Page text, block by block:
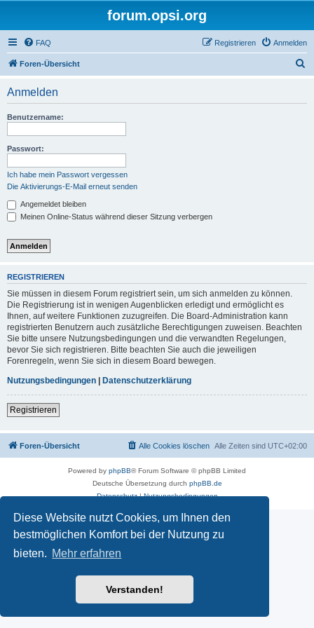
Diese Website nutzt Cookies, um Ihnen den
bestmöglichen Komfort bei der Nutzung zu
bieten. Mehr erfahren
Verstanden!
forum.opsi.org
FAQ Anmelden
Registrieren
Foren-Übersicht
Anmelden
Benutzername:
Passwort:
Ich habe mein Passwort vergessen
Die Aktivierungs-E-Mail erneut senden
Angemeldet bleiben
Meinen Online-Status während dieser Sitzung verbergen
REGISTRIEREN
Sie müssen in diesem Forum registriert sein, um sich anmelden zu können.
Die Registrierung ist in wenigen Augenblicken erledigt und ermöglicht es
Ihnen, auf weitere Funktionen zuzugreifen. Die Board-Administration kann
registrierten Benutzern auch zusätzliche Berechtigungen zuweisen. Beachten
Sie bitte unsere Nutzungsbedingungen und die verwandten Regelungen,
bevor Sie sich registrieren. Bitte beachten Sie auch die jeweiligen
Forenregeln, wenn Sie sich in diesem Board bewegen.
Nutzungsbedingungen | Datenschutzerklärung
Registrieren
Foren-Übersicht Alle Zeiten sind UTC+02:00
Alle Cookies löschen
Powered by phpBB® Forum Software © phpBB Limited
Deutsche Übersetzung durch phpBB.de
Datenschutz|Nutzungsbedingungen